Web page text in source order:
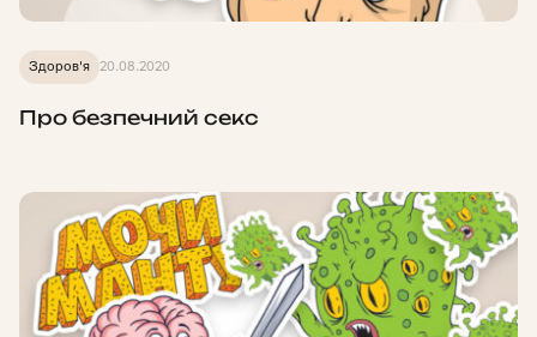
Здоров'я 20.08.2020
Про безпечний секс